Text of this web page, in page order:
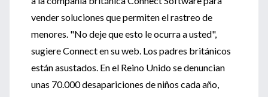
vender soluciones que permiten el rastreo de
menores. "No deje que esto le ocurra a usted",
sugiere Connect en su web. Los padres británicos
están asustados. En el Reino Unido se denuncian
unas 70.000 desapariciones de niños cada año,